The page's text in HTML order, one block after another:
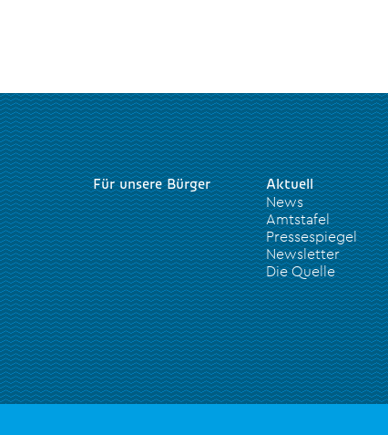
Für unsere Bürger
Aktuell
News
Amtstafel
Pressespiegel
Newsletter
Die Quelle